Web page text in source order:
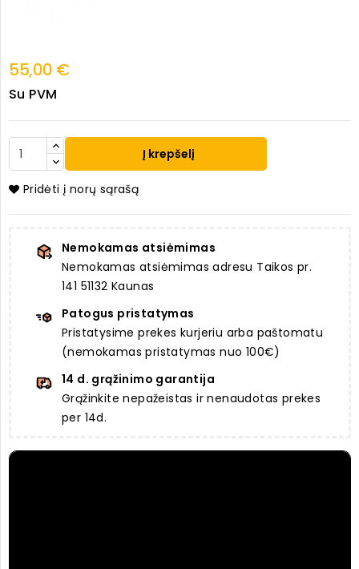
55,00 €
Su PVM
Į krepšelį
Pridėti į norų sąrašą
Nemokamas atsiėmimas
Nemokamas atsiėmimas adresu Taikos pr.
141 51132 Kaunas
Patogus pristatymas
Pristatysime prekes kurjeriu arba paštomatu
(nemokamas pristatymas nuo 100€)
14 d. grąžinimo garantija
Grąžinkite nepažeistas ir nenaudotas prekes
per 14d.